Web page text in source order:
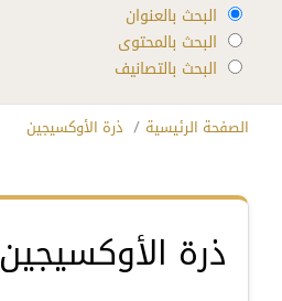
البحث بالعنوان
البحث بالمحتوى
البحث بالتصانيف
الصفحة الرئيسية ذرة الأوكسيجين
ذرة الأوكسيجين